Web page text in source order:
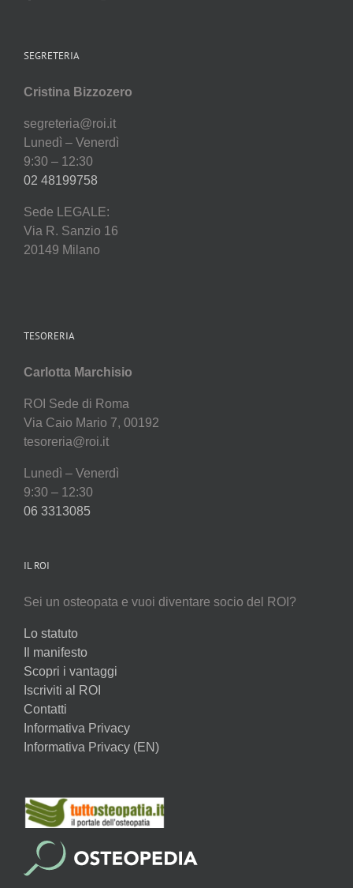
SEGRETERIA
Cristina Bizzozero
segreteria@roi.it
Lunedì – Venerdì
9:30 – 12:30
02 48199758
Sede LEGALE:
Via R. Sanzio 16
20149 Milano
TESORERIA
Carlotta Marchisio
ROI Sede di Roma
Via Caio Mario 7, 00192
tesoreria@roi.it
Lunedì – Venerdì
9:30 – 12:30
06 3313085
IL ROI
Sei un osteopata e vuoi diventare socio del ROI?
Lo statuto
Il manifesto
Scopri i vantaggi
Iscriviti al ROI
Contatti
Informativa Privacy
Informativa Privacy (EN)